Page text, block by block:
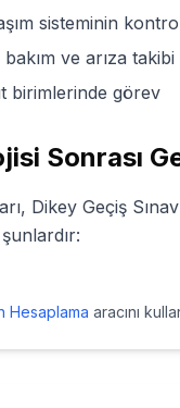
sisteminin
ve arıza takibi
birimlerinde görev
Sonrası
Dikey Geçiş
Hesaplama aracını